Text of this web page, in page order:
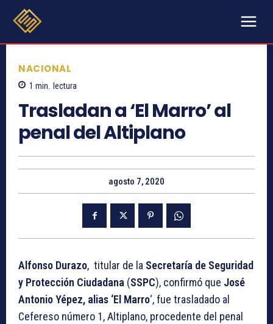
NACIONAL
1 min. lectura
Trasladan a ‘El Marro’ al
penal del Altiplano
agosto 7, 2020
Alfonso Durazo, titular de la Secretaría de Seguridad
y Protección Ciudadana (SSPC), confirmó que José
Antonio Yépez, alias ‘El Marro‘, fue trasladado al
Cefereso número 1, Altiplano, procedente del penal